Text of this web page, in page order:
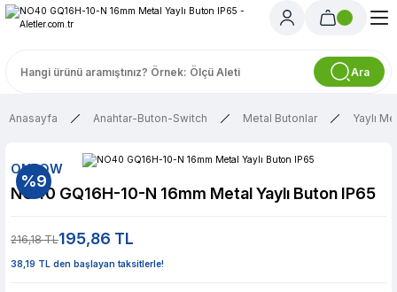
Ara
Anasayfa Anahtar-Buton-Switch Metal Butonlar Yaylı
%9
ONPOW
NO40 GQ16H-10-N 16mm Metal Yaylı Buton IP65
216,18 TL195,86 TL
38,19 TL den başlayan taksitlerle!